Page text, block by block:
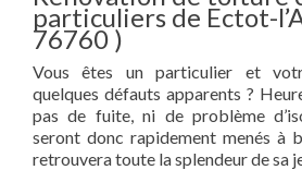
particuliers de Ectot-
76760 )
Vous êtes un particulier et
quelques défauts apparents ?
pas de fuite, ni de problème
seront donc rapidement menés à
retrouvera toute la splendeur de sa